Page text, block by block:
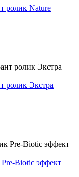
ролик Nature
ролик Экстра
Biotic эффект